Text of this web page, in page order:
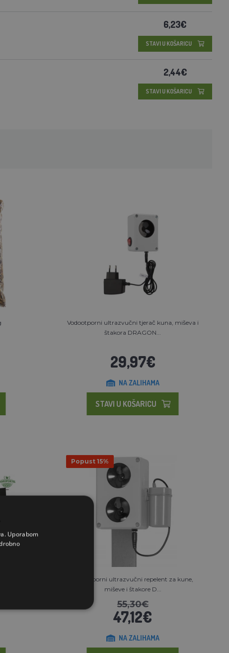
6,23€
STAVI U KOŠARICU
2,44€
STAVI U KOŠARICU
Vodootporni ultrazvučni tjerač kuna, miševa i
štakora DRAGON...
29,97€
NA ZALIHAMA
STAVI U KOŠARICU
Popust 15%
Vodootporni ultrazvučni repelent za kune,
miševe i štakore D...
55,30€
47,12€
NA ZALIHAMA
Uporabom